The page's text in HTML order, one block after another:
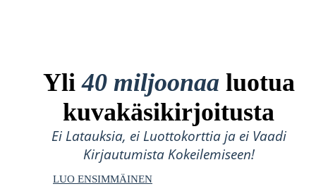
Yli40 miljoonaa luotua
kuvakäsikirjoitusta
Ei Latauksia, ei Luottokorttia ja ei Vaadi
Kirjautumista Kokeilemiseen!
LUO ENSIMMÄINEN